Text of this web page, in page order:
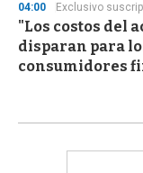
04:00 Exclusivo
"Los costos del
disparan para
consumidores